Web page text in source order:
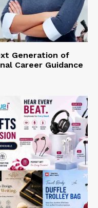
Generation of
Career Guidance